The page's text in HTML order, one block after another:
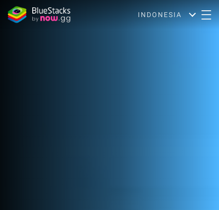
INDONESIA